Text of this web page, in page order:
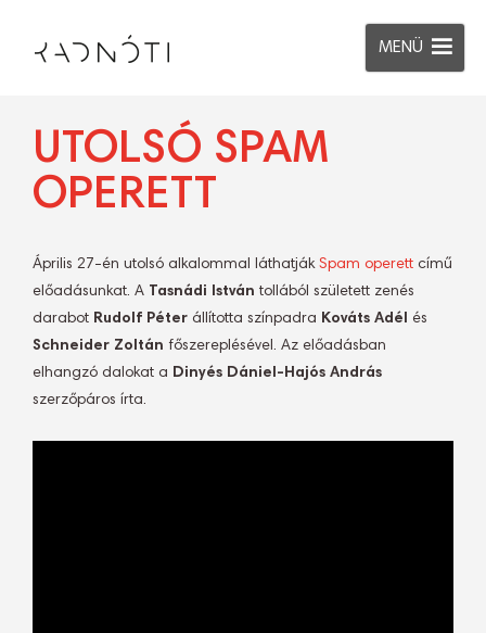
MENÜ
UTOLSÓ SPAM
OPERETT
Április 27-én utolsó alkalommal láthatják Spam operett című
előadásunkat. A Tasnádi István tollából született zenés
darabot Rudolf Péter állította színpadra Kováts Adél és
Schneider Zoltán főszereplésével. Az előadásban
elhangzó dalokat a Dinyés Dániel-Hajós András
szerzőpáros írta.